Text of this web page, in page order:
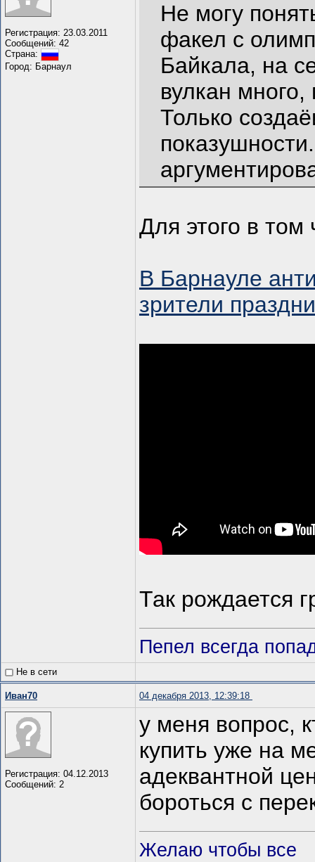
Регистрация: 23.03.2011
Сообщений: 42
Страна:
Город: Барнаул
Не могу
факел с
Байкала, на
вулкан
Только
Для этого в том
В Барнауле
зрители
Так рождается
Пепел всегда
Не в сети
Иван70 04 декабря 2013, 12:39:18
Регистрация: 04.12.2013
Сообщений: 2
у меня вопрос,
купить уже на
адеквантной
бороться с
Желаю чтобы все